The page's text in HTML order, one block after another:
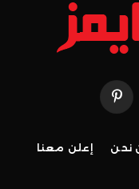
بينتيريست
نحن
إعلن معنا